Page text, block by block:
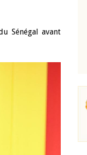
Sénégal avant
de la BCEAO du 10
par son Président